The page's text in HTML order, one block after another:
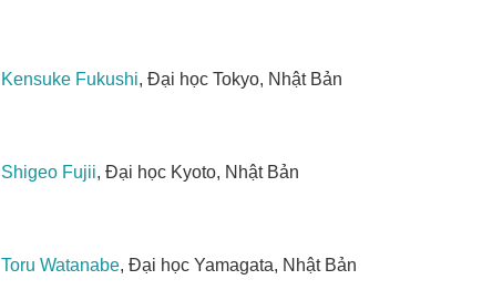
Kensuke Fukushi, Đại học Tokyo, Nhật Bản
Shigeo Fujii, Đại học Kyoto, Nhật Bản
Toru Watanabe, Đại học Yamagata, Nhật Bản